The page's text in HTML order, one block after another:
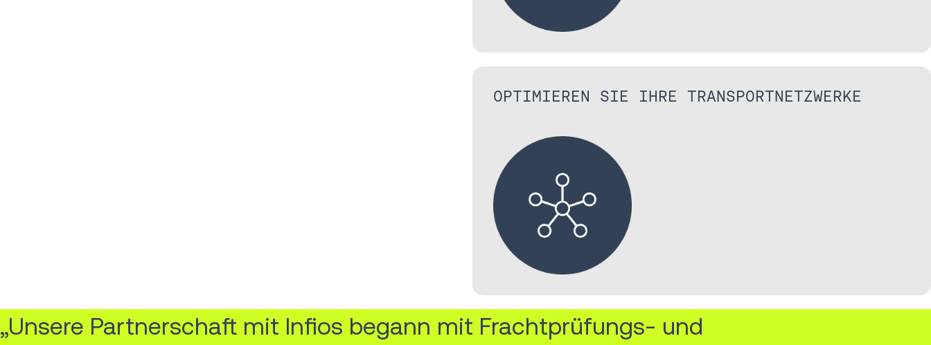
OPTIMIEREN SIE IHRE TRANSPORTNETZWERKE
„Unsere Partnerschaft mit Infios begann mit Frachtprüfungs- und